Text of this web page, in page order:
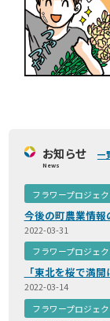
お知らせ 一
News
フラワープロジェク
今後の町農業情
2022-03-31
フラワープロジェク
「東北を桜で満
2022-03-14
フラワープロジェク